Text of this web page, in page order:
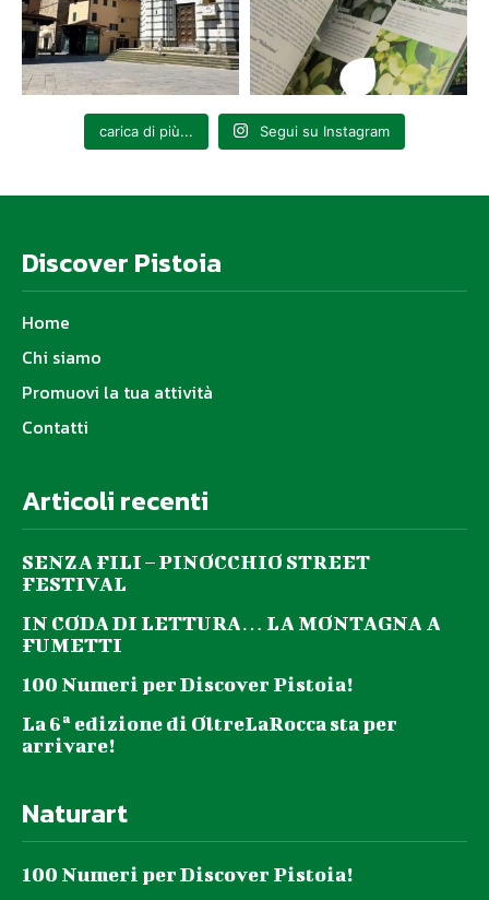
carica di più... Segui su Instagram
Discover Pistoia
Home
Chi siamo
Promuovi la tua attività
Contatti
Articoli recenti
SENZA FILI – PINOCCHIO STREET
FESTIVAL
IN CODA DI LETTURA… LA MONTAGNA A
FUMETTI
100 Numeri per Discover Pistoia!
La 6ª edizione di OltreLaRocca sta per
arrivare!
Naturart
100 Numeri per Discover Pistoia!